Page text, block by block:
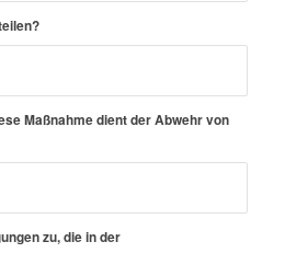
Maßnahme dient der Abwehr von
zu, die in der